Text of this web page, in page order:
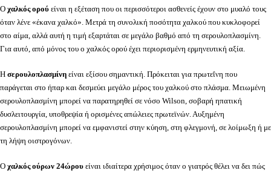
Ο χαλκός ορού είναι η εξέταση που οι περισσότεροι ασθενείς έχουν στο μυαλό τους
όταν λένε «έκανα χαλκό». Μετρά τη συνολική ποσότητα χαλκού που κυκλοφορεί
στο αίμα, αλλά αυτή η τιμή εξαρτάται σε μεγάλο βαθμό από τη σερουλοπλασμίνη.
Για αυτό, από μόνος του ο χαλκός ορού έχει περιορισμένη ερμηνευτική αξία.
Η σερουλοπλασμίνη είναι εξίσου σημαντική. Πρόκειται για πρωτεΐνη που
παράγεται στο ήπαρ και δεσμεύει μεγάλο μέρος του χαλκού στο πλάσμα. Μειωμένη
σερουλοπλασμίνη μπορεί να παρατηρηθεί σε νόσο Wilson, σοβαρή ηπατική
δυσλειτουργία, υποθρεψία ή ορισμένες απώλειες πρωτεϊνών. Αυξημένη
σερουλοπλασμίνη μπορεί να εμφανιστεί στην κύηση, στη φλεγμονή, σε λοίμωξη ή με
τη λήψη οιστρογόνων.
Ο χαλκός ούρων 24ώρου είναι ιδιαίτερα χρήσιμος όταν ο γιατρός θέλει να δει πώς